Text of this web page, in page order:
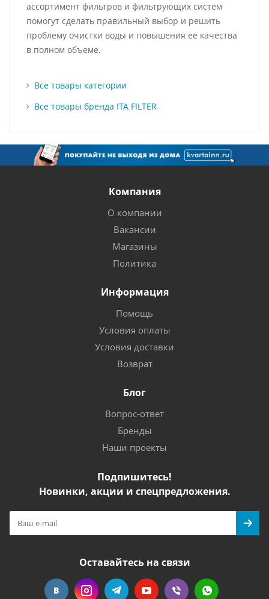
ассортимент фильтров и фильтрующих систем
помогут сделать правильный выбор и решить
проблему очистки воды и повышения ее качества
в полном объеме.
Все товары категории
Все товары бренда ITA FILTER
Компания
О компании
Вакансии
Магазины
Политика
Информация
Помощь
Условия оплаты
Условия доставки
Возврат
Блог
Вопрос-ответ
Бренды
Наши проекты
Подпишитесь!
Новинки, акции и спецпредложения.
Оставайтесь на связи